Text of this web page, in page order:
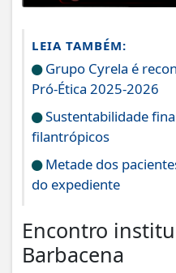
LEIA TAMBÉM:
Grupo Cyrela é
Pró-Ética 2025-2026
Sustentabilidade
filantrópicos
Metade dos
do expediente
Encontro
Barbacena